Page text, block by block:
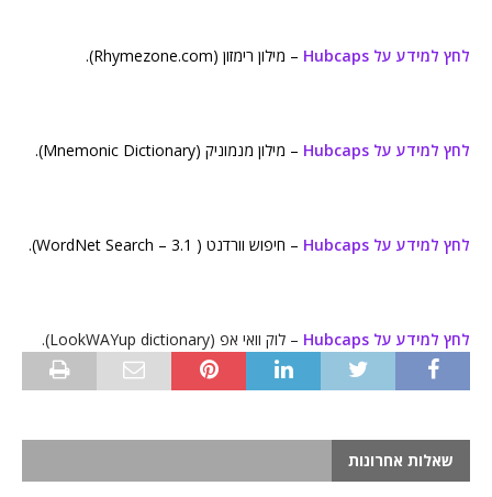
לחץ למידע על Hubcaps – מילון רימזון (Rhymezone.com).
לחץ למידע על Hubcaps – מילון מנמוניק (Mnemonic Dictionary).
לחץ למידע על Hubcaps – חיפוש וורדנט ( WordNet Search – 3.1).
לחץ למידע על Hubcaps – לוק וואי אפ (LookWAYup dictionary).
שאלות אחרונות